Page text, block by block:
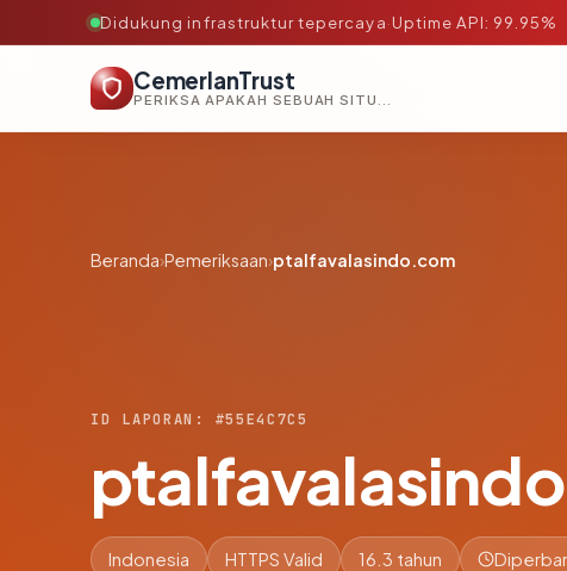
Didukung infrastruktur tepercaya·Uptime API: 99.95%
CemerlanTrust
PERIKSA APAKAH SEBUAH SITUS AMAN, TEPERCAYA, DAN TERVERIFIKASI DALAM HITUNGAN DETIK.
Beranda›Pemeriksaan›ptalfavalasindo.com
ID LAPORAN: #55E4C7C5
Indonesia HTTPS Valid 16.3 tahun